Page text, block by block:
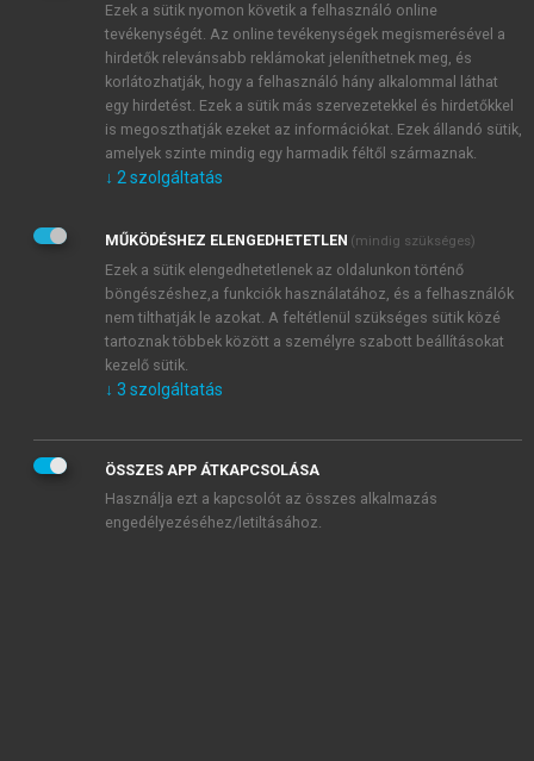
JELSZÓ ÚJRA
Kérek értesítést a MeRSZ újdonságairól, akcióiról.
Kérek értesítést az Akadémiai Kiadó Zrt. újdonságairól,
Adatkezelési tájékoztatóbanfoglaltakat tudomásul
veszem és elfogadom.
Általános vásárlási feltételeket, valamint a szotar.netés a
mersz.huoldalak licencszerződéseiben foglaltakat
tudomásul veszem és elfogadom.
KIPRÓBÁLOM
Ezek a sütik nyomon követik a felhasználó online
tevékenységét. Az online tevékenységek megismerésével a
hirdetők relevánsabb reklámokat jeleníthetnek meg, és
korlátozhatják, hogy a felhasználó hány alkalommal láthat
egy hirdetést. Ezek a sütik más szervezetekkel és hirdetőkkel
is megoszthatják ezeket az információkat. Ezek állandó sütik,
amelyek szinte mindig egy harmadik féltől származnak.
↓ 2 szolgáltatás
MŰKÖDÉSHEZ ELENGEDHETETLEN (mindig szükséges)
Ezek a sütik elengedhetetlenek az oldalunkon történő
böngészéshez,a funkciók használatához, és a felhasználók
nem tilthatják le azokat. A feltétlenül szükséges sütik közé
tartoznak többek között a személyre szabott beállításokat
kezelő sütik.
↓ 3 szolgáltatás
ÖSSZES APP ÁTKAPCSOLÁSA
Használja ezt a kapcsolót az összes alkalmazás
engedélyezéséhez/letiltásához.